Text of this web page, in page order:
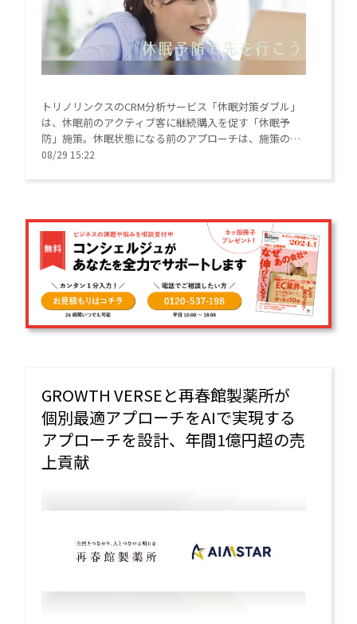
トリノリンクスのCRM分析サービス「休眠対策ダブル」
は、休眠前のアクティブ客に継続購入を促す「休眠予
防」施策。休眠状態になる前のアプローチは、施策の経
費効率改善だけでなく事業の成長を持続させ、顧客との
08/29 15:22
GROWTH VERSEと再春館製薬所が
個別最適アプローチをAIで実現する
アプローチを設計、年間1億円超の売
上貢献